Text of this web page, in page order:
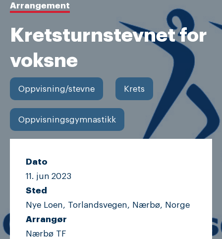
Arrangement
Kretsturnstevnet for
voksne
Oppvisning/stevne Krets
Oppvisningsgymnastikk
Dato
11. jun 2023
Sted
Nye Loen, Torlandsvegen, Nærbø, Norge
Arrangør
Nærbø TF